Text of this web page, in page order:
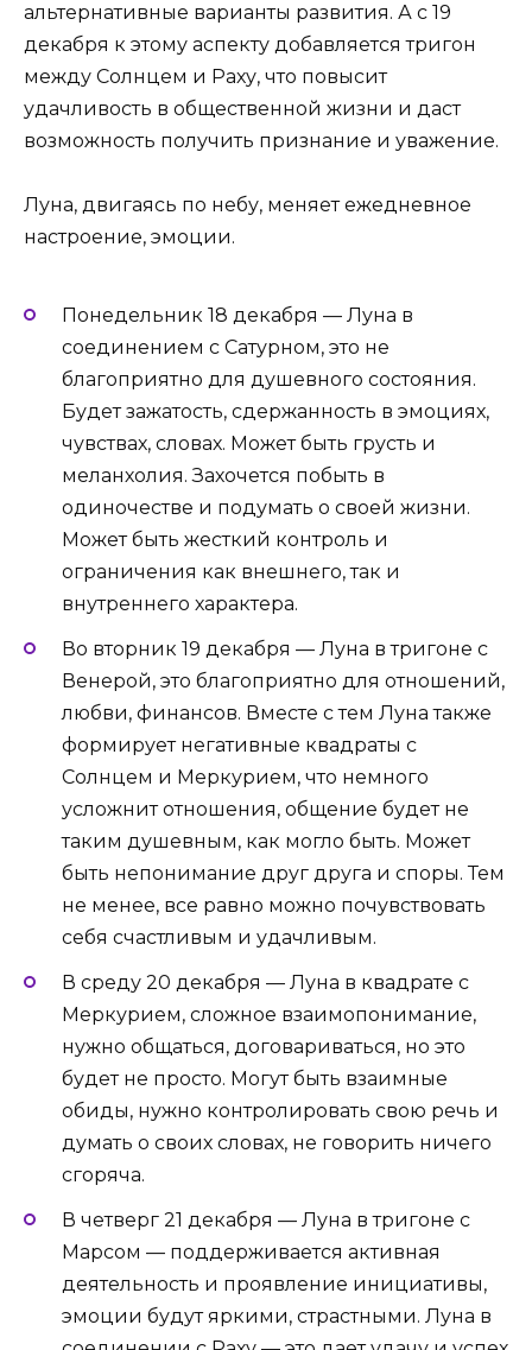
альтернативные варианты развития. А с 19
декабря к этому аспекту добавляется тригон
между Солнцем и Раху, что повысит
удачливость в общественной жизни и даст
возможность получить признание и уважение.
Луна, двигаясь по небу, меняет ежедневное
настроение, эмоции.
Понедельник 18 декабря — Луна в
соединением с Сатурном, это не
благоприятно для душевного состояния.
Будет зажатость, сдержанность в эмоциях,
чувствах, словах. Может быть грусть и
меланхолия. Захочется побыть в
одиночестве и подумать о своей жизни.
Может быть жесткий контроль и
ограничения как внешнего, так и
внутреннего характера.
Во вторник 19 декабря — Луна в тригоне с
Венерой, это благоприятно для отношений,
любви, финансов. Вместе с тем Луна также
формирует негативные квадраты с
Солнцем и Меркурием, что немного
усложнит отношения, общение будет не
таким душевным, как могло быть. Может
быть непонимание друг друга и споры. Тем
не менее, все равно можно почувствовать
себя счастливым и удачливым.
В среду 20 декабря — Луна в квадрате с
Меркурием, сложное взаимопонимание,
нужно общаться, договариваться, но это
будет не просто. Могут быть взаимные
обиды, нужно контролировать свою речь и
думать о своих словах, не говорить ничего
сгоряча.
В четверг 21 декабря — Луна в тригоне с
Марсом — поддерживается активная
деятельность и проявление инициативы,
эмоции будут яркими, страстными. Луна в